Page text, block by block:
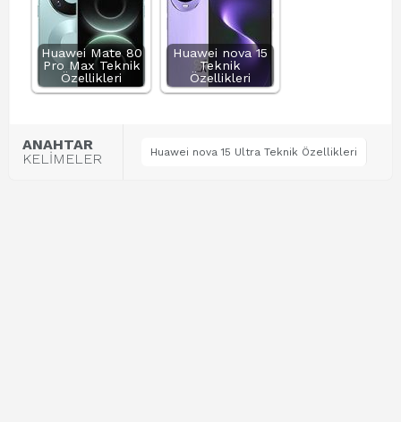
Huawei Mate 80
Pro Max Teknik
Özellikleri
Huawei nova 15
Teknik
Özellikleri
ANAHTAR
KELİMELER
Huawei nova 15 Ultra Teknik Özellikleri